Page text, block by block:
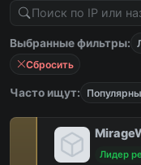
Выбранные фильтры:
Сбросить
Часто ищут:
Лидер